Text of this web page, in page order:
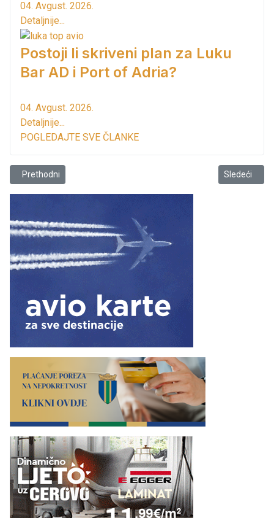
04. Avgust. 2026.
Detaljnije...
Postoji li skriveni plan za Luku
Bar AD i Port of Adria?
04. Avgust. 2026.
Detaljnije...
POGLEDAJTE SVE ČLANKE
Prethodni članak: Bar: Upis u muzičku školu
Prethodni Sledeći
Sledeći